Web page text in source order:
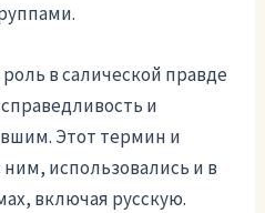
в салической правде
и
Этот термин и
использовались и в
включая русскую.